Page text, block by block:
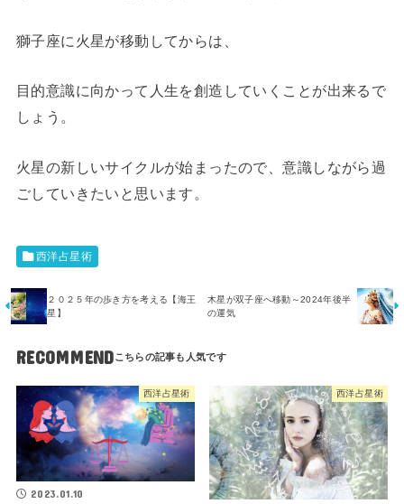
獅子座に火星が移動してからは、
目的意識に向かって人生を創造していくことが出来るで
しょう。
火星の新しいサイクルが始まったので、意識しながら過
ごしていきたいと思います。
西洋占星術
２０２５年の歩き方を考える【海王
星】
木星が双子座へ移動～2024年後半
の運気
RECOMMEND
西洋占星術
2023.01.10
西洋占星術